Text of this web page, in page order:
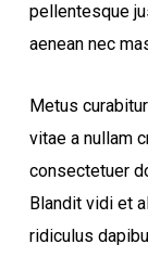
pellentesque
aenean nec
Metus
vitae a nullam
consectetuer
Blandit vidi et
ridiculus